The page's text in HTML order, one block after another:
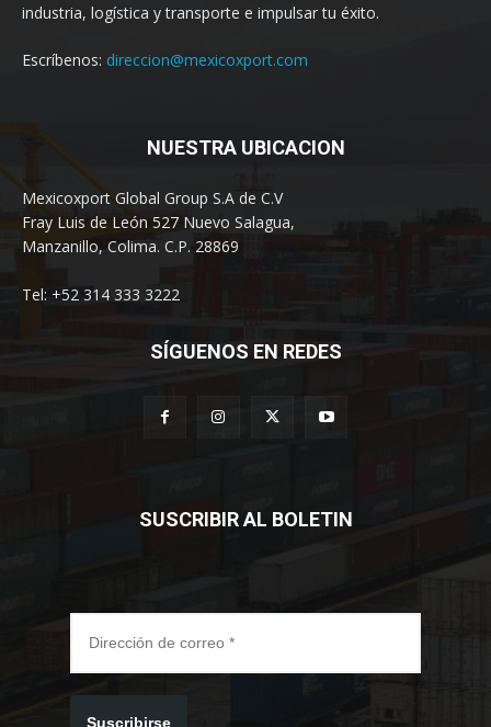
industria, logística y transporte e impulsar tu éxito.
Escríbenos: direccion@mexicoxport.com
NUESTRA UBICACION
Mexicoxport Global Group S.A de C.V
Fray Luis de León 527 Nuevo Salagua,
Manzanillo, Colima. C.P. 28869
Tel: +52 314 333 3222
SÍGUENOS EN REDES
SUSCRIBIR AL BOLETIN
Suscribirse